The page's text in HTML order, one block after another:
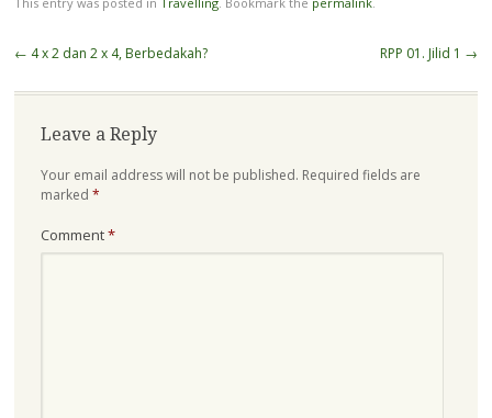
Post
← 4 x 2 dan 2 x 4, Berbedakah? RPP 01. Jilid 1 →
Leave a Reply
Your email address will not be published. Required fields are
marked *
Comment*